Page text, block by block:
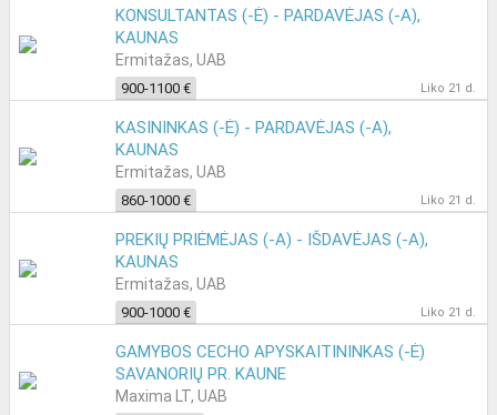
KONSULTANTAS (-Ė) - PARDAVĖJAS (-A),
KAUNAS
Ermitažas, UAB
900-1100 € Liko 21 d.
KASININKAS (-Ė) - PARDAVĖJAS (-A),
KAUNAS
Ermitažas, UAB
860-1000 € Liko 21 d.
PREKIŲ PRIĖMĖJAS (-A) - IŠDAVĖJAS (-A),
KAUNAS
Ermitažas, UAB
900-1000 € Liko 21 d.
GAMYBOS CECHO APYSKAITININKAS (-Ė)
SAVANORIŲ PR. KAUNE
Maxima LT, UAB